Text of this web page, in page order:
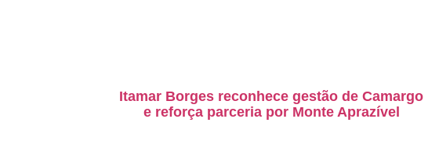
Itamar Borges reconhece gestão de Camargo
e reforça parceria por Monte Aprazível